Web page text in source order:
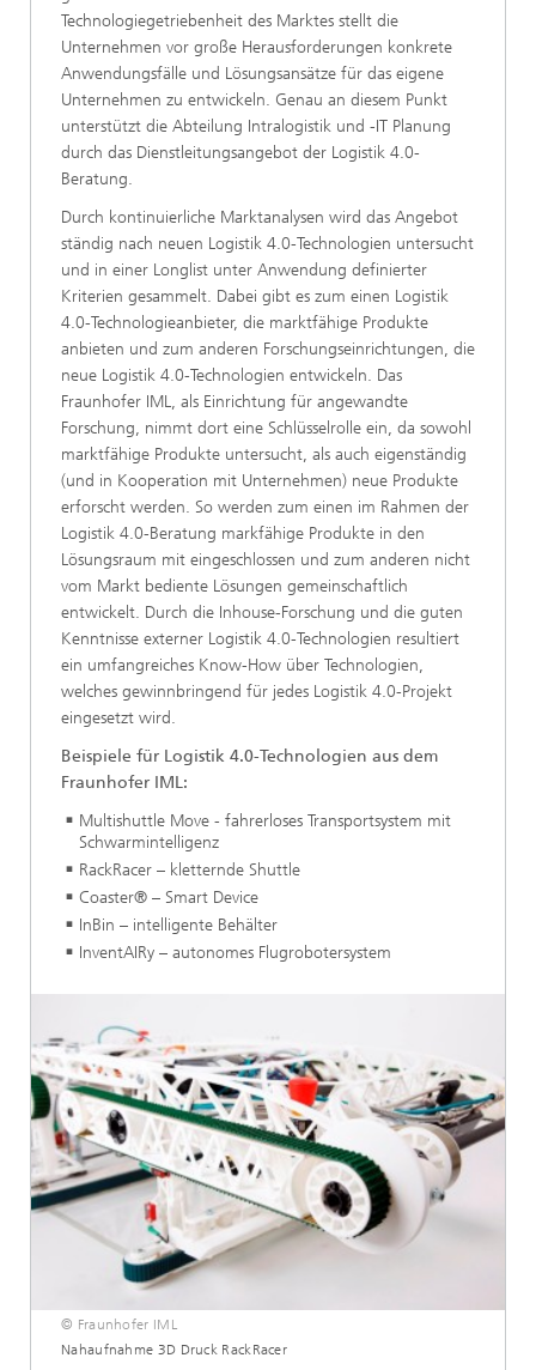
Technologiegetriebenheit des Marktes stellt die
Unternehmen vor große Herausforderungen konkrete
Anwendungsfälle und Lösungsansätze für das eigene
Unternehmen zu entwickeln. Genau an diesem Punkt
unterstützt die Abteilung Intralogistik und -IT Planung
durch das Dienstleitungsangebot der Logistik 4.0-
Beratung.
Durch kontinuierliche Marktanalysen wird das Angebot
ständig nach neuen Logistik 4.0-Technologien untersucht
und in einer Longlist unter Anwendung definierter
Kriterien gesammelt. Dabei gibt es zum einen Logistik
4.0-Technologieanbieter, die marktfähige Produkte
anbieten und zum anderen Forschungseinrichtungen, die
neue Logistik 4.0-Technologien entwickeln. Das
Fraunhofer IML, als Einrichtung für angewandte
Forschung, nimmt dort eine Schlüsselrolle ein, da sowohl
marktfähige Produkte untersucht, als auch eigenständig
(und in Kooperation mit Unternehmen) neue Produkte
erforscht werden. So werden zum einen im Rahmen der
Logistik 4.0-Beratung markfähige Produkte in den
Lösungsraum mit eingeschlossen und zum anderen nicht
vom Markt bediente Lösungen gemeinschaftlich
entwickelt. Durch die Inhouse-Forschung und die guten
Kenntnisse externer Logistik 4.0-Technologien resultiert
ein umfangreiches Know-How über Technologien,
welches gewinnbringend für jedes Logistik 4.0-Projekt
eingesetzt wird.
Beispiele für Logistik 4.0-Technologien aus dem
Fraunhofer IML:
Multishuttle Move - fahrerloses Transportsystem mit
Schwarmintelligenz
RackRacer – kletternde Shuttle
Coaster® – Smart Device
InBin – intelligente Behälter
InventAIRy – autonomes Flugrobotersystem
© Fraunhofer IML
Nahaufnahme 3D Druck RackRacer